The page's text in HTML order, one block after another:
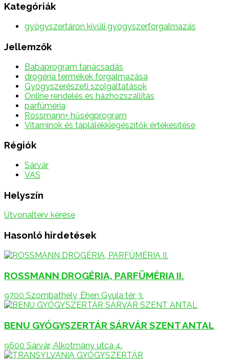
Kategóriák
gyógyszertáron kívüli gyógyszerforgalmazás
Jellemzők
Babaprogram tanácsadás
drogéria termékek forgalmazása
Gyógyszerészeti szolgáltatások
Online rendelés és házhozszállítás
parfüméria
Rossmann+ hűségprogram
Vitaminok és táplálékkiegészítők értékesítése
Régiók
Sárvár
VAS
Helyszín
Útvonalterv kérése
Hasonló hirdetések
ROSSMANN DROGÉRIA, PARFÜMÉRIA II.
9700 Szombathely, Éhen Gyula tér 3.
BENU GYÓGYSZERTÁR SÁRVÁR SZENT ANTAL
9600 Sárvár, Alkotmány utca 4.